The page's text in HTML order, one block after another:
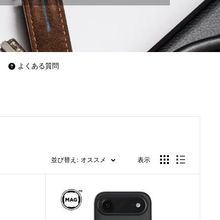
よくある質問
並び替え: オススメ 表示